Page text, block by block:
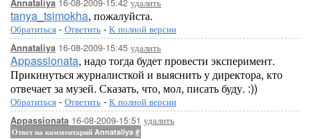
Annataliya
tanya_tsimokha, пожалуйста.
Обратиться - Ответить - К полной версии
Annataliya 16-08-2009-15:45 удалить
Appassionata, надо тогда будет провести эксперимент.
Прикинуться журналисткой и выяснить у директора, кто
отвечает за музей. Сказать, что, мол, писать буду. :))
Обратиться - Ответить - К полной версии
Appassionata 16-08-2009-15:51 удалить
Ответ на комментарий Annataliya #